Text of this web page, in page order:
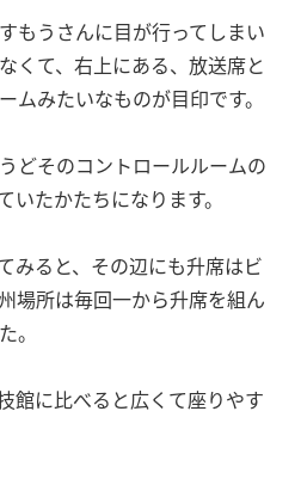
もうさんに目が行ってしまい
くて、右上にある、放送席と
ムみたいなものが目印です。
どそのコントロールルームの
いたかたちになります。
みると、その辺にも升席はビ
場所は毎回一から升席を組ん
。
館に比べると広くて座りやす